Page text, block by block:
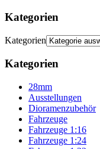
Kategorien
Kategorien
Kategorien
28mm
Ausstellungen
Dioramenzubehör
Fahrzeuge
Fahrzeuge 1:16
Fahrzeuge 1:24